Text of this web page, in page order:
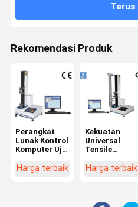
Terus
Rekomendasi Produk
Perangkat
Lunak Kontrol
Komputer Uji
Harga terbaik
Kekuatan
Universal
Tensile
Machine
Harga terbaik